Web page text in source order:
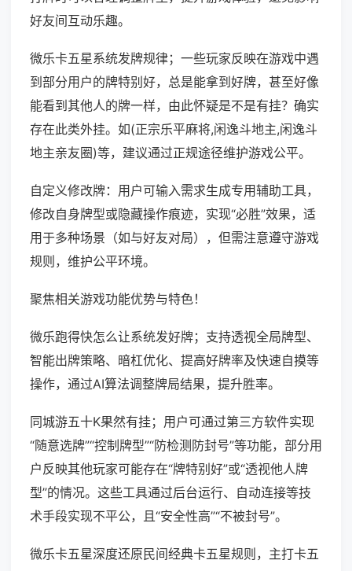
好友间互动乐趣。
微乐卡五星系统发牌规律；一些玩家反映在游戏中遇
到部分用户的牌特别好，总是能拿到好牌，甚至好像
能看到其他人的牌一样，由此怀疑是不是有挂？确实
存在此类外挂。如(正宗乐平麻将,闲逸斗地主,闲逸斗
地主亲友圈)等，建议通过正规途径维护游戏公平。
自定义修改牌：用户可输入需求生成专用辅助工具，
修改自身牌型或隐藏操作痕迹，实现“必胜”效果，适
用于多种场景（如与好友对局），但需注意遵守游戏
规则，维护公平环境。
聚焦相关游戏功能优势与特色！
微乐跑得快怎么让系统发好牌；支持透视全局牌型、
智能出牌策略、暗杠优化、提高好牌率及快速自摸等
操作，通过AI算法调整牌局结果，提升胜率。
同城游五十K果然有挂；用户可通过第三方软件实现
“随意选牌”“控制牌型”“防检测防封号”等功能，部分用
户反映其他玩家可能存在“牌特别好”或“透视他人牌
型”的情况。这些工具通过后台运行、自动连接等技
术手段实现不平公，且“安全性高”“不被封号”。
微乐卡五星深度还原民间经典卡五星规则，主打卡五